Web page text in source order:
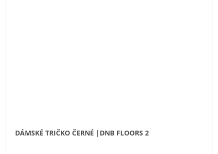
DÁMSKÉ TRIČKO ČERNÉ |DNB FLOORS 2